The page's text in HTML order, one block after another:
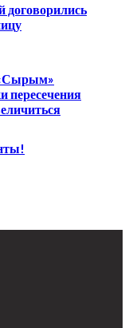
договорились
пересечения